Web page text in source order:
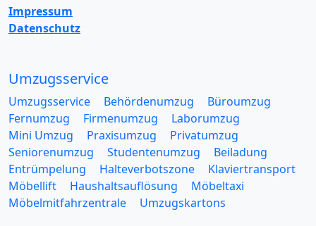
Impressum
Datenschutz
Umzugsservice
Umzugsservice Behördenumzug
Büroumzug
Fernumzug
Firmenumzug
Laborumzug
Mini Umzug
Praxisumzug
Privatumzug
Seniorenumzug
Studentenumzug
Beiladung
Entrümpelung
Halteverbotszone
Klaviertransport
Möbellift
Haushaltsauflösung
Möbeltaxi
Möbelmitfahrzentrale
Umzugskartons